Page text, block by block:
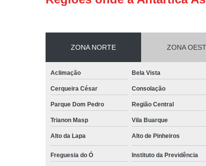
ZONA NORTE ZONA
Aclimação Bela Vista
Cerqueira César Consolação
Parque Dom Pedro Região Central
Trianon Masp Vila Buarque
Alto da Lapa Alto de Pinheiros
Freguesia do Ó Instituto da Previdência